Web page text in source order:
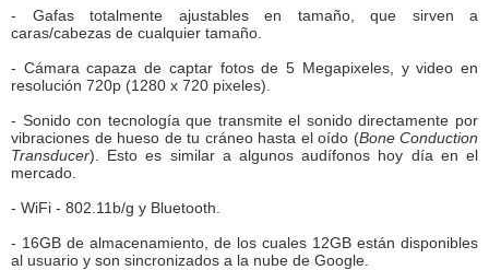
- Gafas totalmente ajustables en tamaño, que sirven a
caras/cabezas de cualquier tamaño.
- Cámara capaza de captar fotos de 5 Megapixeles, y video en
resolución 720p (1280 x 720 pixeles).
- Sonido con tecnología que transmite el sonido directamente por
vibraciones de hueso de tu cráneo hasta el oído (Bone Conduction
Transducer). Esto es similar a algunos audífonos hoy día en el
mercado.
- WiFi - 802.11b/g y Bluetooth.
- 16GB de almacenamiento, de los cuales 12GB están disponibles
al usuario y son sincronizados a la nube de Google.